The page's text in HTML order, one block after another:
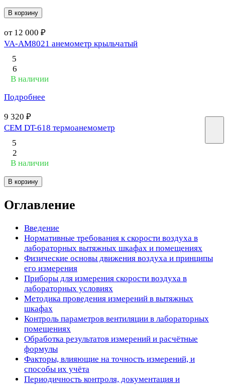
В корзину
от 12 000 ₽
VA-AM8021 анемометр крыльчатый
5
6
В наличии
Подробнее
9 320 ₽
CEM DT-618 термоанемометр
5
2
В наличии
В корзину
Оглавление
Введение
Нормативные требования к скорости воздуха в
лабораторных вытяжных шкафах и помещениях
Физические основы движения воздуха и принципы
его измерения
Приборы для измерения скорости воздуха в
лабораторных условиях
Методика проведения измерений в вытяжных
шкафах
Контроль параметров вентиляции в лабораторных
помещениях
Обработка результатов измерений и расчётные
формулы
Факторы, влияющие на точность измерений, и
способы их учёта
Периодичность контроля, документация и